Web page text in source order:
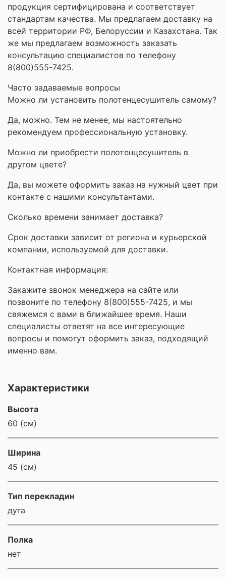
продукция сертифицирована и соответствует
стандартам качества. Мы предлагаем доставку на
всей территории РФ, Белоруссии и Казахстана. Так
же мы предлагаем возможность заказать
консультацию специалистов по телефону
8(800)555-7425.
Часто задаваемые вопросы
Можно ли установить полотенцесушитель самому?
Да, можно. Тем не менее, мы настоятельно
рекомендуем профессиональную установку.
Можно ли приобрести полотенцесушитель в
другом цвете?
Да, вы можете оформить заказ на нужный цвет при
контакте с нашими консультантами.
Сколько времени занимает доставка?
Срок доставки зависит от региона и курьерской
компании, используемой для доставки.
Контактная информация:
Закажите звонок менеджера на сайте или
позвоните по телефону 8(800)555-7425, и мы
свяжемся с вами в ближайшее время. Наши
специалисты ответят на все интересующие
вопросы и помогут оформить заказ, подходящий
именно вам.
Характеристики
Высота
60 (см)
Ширина
45 (см)
Тип перекладин
дуга
Полка
нет